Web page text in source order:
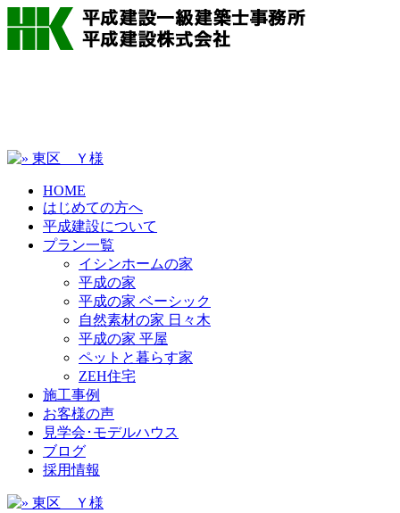
HOME
はじめての方へ
平成建設について
プラン一覧
イシンホームの家
平成の家
平成の家 ベーシック
自然素材の家 日々木
平成の家 平屋
ペットと暮らす家
ZEH住宅
施工事例
お客様の声
見学会･モデルハウス
ブログ
採用情報